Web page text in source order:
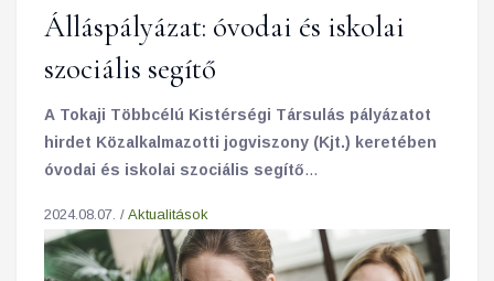
Álláspályázat: óvodai és iskolai
szociális segítő
A Tokaji Többcélú Kistérségi Társulás pályázatot
hirdet Közalkalmazotti jogviszony (Kjt.) keretében
óvodai és iskolai szociális segítő
2024.08.07. / Aktualitások